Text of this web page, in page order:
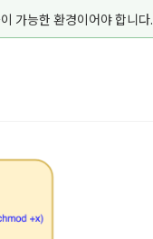
가능한 환경이어야 합니다.